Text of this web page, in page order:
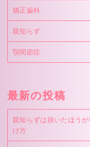
矯正歯科
親知らず
顎関節症
最新の投稿
親知らずは抜いたほう
け方